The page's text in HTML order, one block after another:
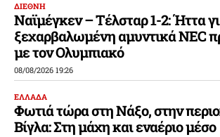
ΔΙΕΘΝΗ
Ναϊμέγκεν – Τέλσταρ 1-2: Ήττα
ξεχαρβαλωμένη αμυντικά NEC
με τον Ολυμπιακό
08/08/2026 19:26
ΕΛΛΑΔΑ
Φωτιά τώρα στη Νάξο, στην
Βίγλα: Στη μάχη και εναέριο μέσο